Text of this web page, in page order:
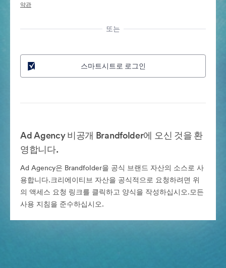
약관
또는
스마트시트로 로그인
Ad Agency 비공개 Brandfolder에 오신 것을 환
영합니다.
Ad Agency은 Brandfolder을 공식 브랜드 자산의 소스로 사
용합니다.크리에이티브 자산을 공식적으로 요청하려면 위
의 액세스 요청 링크를 클릭하고 양식을 작성하십시오.모든
사용 지침을 준수하십시오.